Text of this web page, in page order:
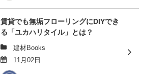
賃貸でも無垢フローリングにDIYでき
る「ユカハリタイル」とは？
建材Books
11月02日